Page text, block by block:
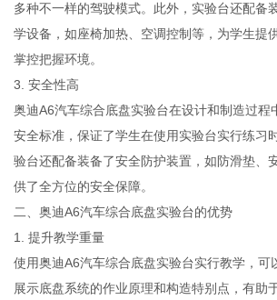
多种不一样的驾驶模式。此外，实验台还配备
学设备，如座椅加热、空调控制等，为学生提
掌控把握环境。
3. 安全性高
奥迪A6汽车综合底盘实验台在设计和制造过程
安全标准，保证了学生在使用实验台实行练习
验台还配备装备了安全防护装置，如防滑垫、
供了全方位的安全保障。
二、奥迪A6汽车综合底盘实验台的优势
1. 提升教学重量
使用奥迪A6汽车综合底盘实验台实行教学，可
展示底盘系统的作业原理和构造特别点，有助